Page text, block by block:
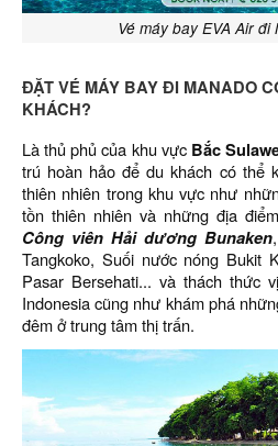
Vé máy bay EVA Air
ĐẶT VÉ MÁY BAY ĐI MANADO
KHÁCH?
Là thủ phủ của khu vực Bắc
trú hoàn hảo để du khách có thể
thiên nhiên trong khu vực như
tồn thiên nhiên và những địa
Công viên Hải dương Bunaken
Tangkoko, Suối nước nóng Bukit
Pasar Bersehati... và thách thức
Indonesia cũng như khám phá
đêm ở trung tâm thị trấn.